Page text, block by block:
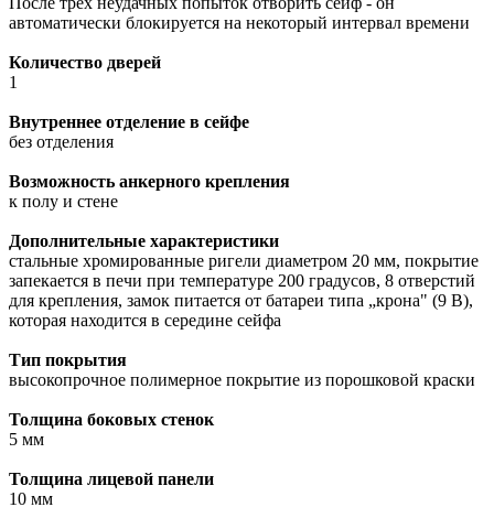
автоматически блокируется на некоторый интервал времени
Количество дверей
1
Внутреннее отделение в сейфе
без отделения
Возможность анкерного крепления
к полу и стене
Дополнительные характеристики
cтальные хромированные ригели диаметром 20 мм, покрытие
запекается в печи при температуре 200 градусов, 8 отверстий
для крепления, замок питается от батареи типа „крона" (9 В),
которая находится в середине сейфа
Тип покрытия
высокопрочное полимерное покрытие из порошковой краски
Толщина боковых стенок
5 мм
Толщина лицевой панели
10 мм